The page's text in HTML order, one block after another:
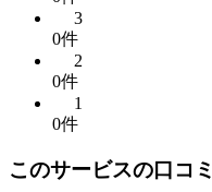
3
0件
2
0件
1
0件
このサービスの口コミ